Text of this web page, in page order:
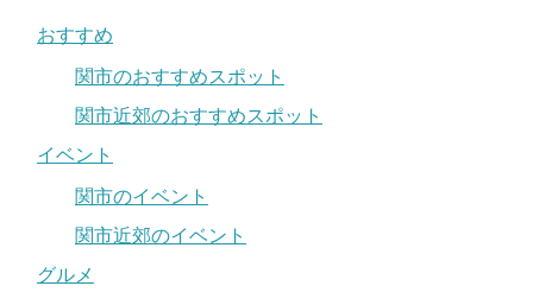
おすすめ
関市のおすすめスポット
関市近郊のおすすめスポット
イベント
関市のイベント
関市近郊のイベント
グルメ